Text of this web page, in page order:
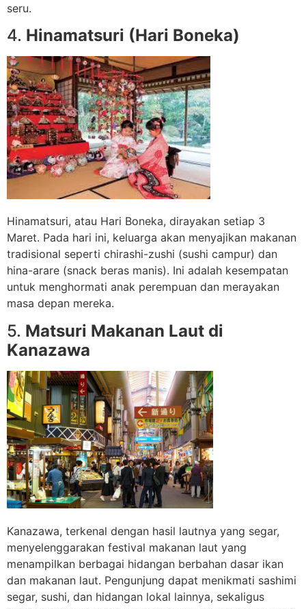
seru.
4. Hinamatsuri (Hari Boneka)
Hinamatsuri, atau Hari Boneka, dirayakan setiap 3
Maret. Pada hari ini, keluarga akan menyajikan makanan
tradisional seperti chirashi-zushi (sushi campur) dan
hina-arare (snack beras manis). Ini adalah kesempatan
untuk menghormati anak perempuan dan merayakan
masa depan mereka.
5. Matsuri Makanan Laut di
Kanazawa
Kanazawa, terkenal dengan hasil lautnya yang segar,
menyelenggarakan festival makanan laut yang
menampilkan berbagai hidangan berbahan dasar ikan
dan makanan laut. Pengunjung dapat menikmati sashimi
segar, sushi, dan hidangan lokal lainnya, sekaligus